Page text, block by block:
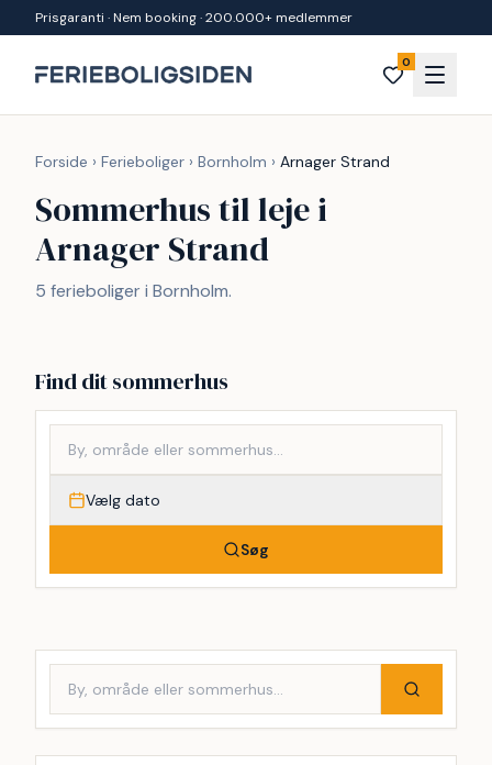
Spring til indhold
Prisgaranti · Nem booking · 200.000+ medlemmer
0
Forside › Ferieboliger › Bornholm › Arnager Strand
Sommerhus til leje i
Arnager Strand
5 ferieboliger i Bornholm.
Find dit sommerhus
Vælg dato
Søg